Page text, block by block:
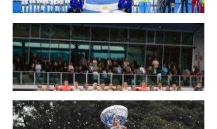
29/05/2026
LOS LEONES CONVOCADOS PARA LA VENTANA EUROPEA DE P...
En junio, el seleccionado nacional disputará las últimas dos ventanas de Pro
League 2025-26 en Inglaterra y Alemania.
LEER MÁS